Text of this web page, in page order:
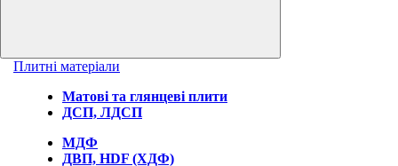
Плитні матеріали
Матові та глянцеві плити
ДСП, ЛДСП
МДФ
ДВП, HDF (ХДФ)